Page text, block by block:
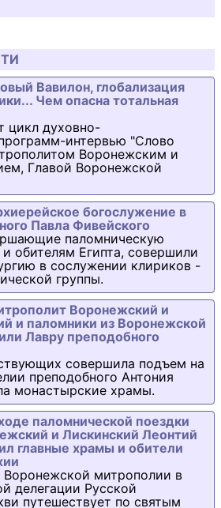
Вавилон, глобализация
Чем опасна тотальная
цикл духовно-
интервью "Слово
Воронежским и
Главой Воронежской
богослужение в
Павла Фивейского
паломническую
обителям Египта, совершили
в сослужении клириков -
группы.
Воронежский и
и паломники из Воронежской
Лавру преподобного
совершила подъем на
преподобного Антония
монастырские храмы.
паломнической поездки
и Лискинский Леонтий
главные храмы и обители
Воронежской митрополии в
делегации Русской
путешествует по святым